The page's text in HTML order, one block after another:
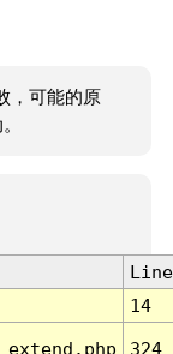
，可能的原
Line
14
324